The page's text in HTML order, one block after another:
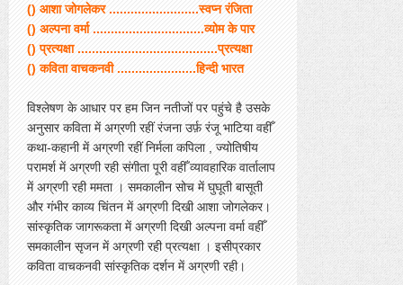
() आशा जोगलेकर .........................स्वप्न रंजिता
() अल्पना वर्मा ...............................व्योम के पार
() प्रत्यक्षा .......................................प्रत्यक्षा
() कविता वाचकनवी ......................हिन्दी भारत
विश्लेषण के आधार पर हम जिन नतीजों पर पहुंचे है उसके
अनुसार कविता में अग्रणी रहीं रंजना उर्फ़ रंजू भाटिया वहीँ
कथा-कहानी में अग्रणी रहीं निर्मला कपिला , ज्योतिषीय
परामर्श में अग्रणी रही संगीता पूरी वहीँ व्यावहारिक वार्तालाप
में अग्रणी रही ममता । समकालीन सोच में घुघूती बासूती
और गंभीर काव्य चिंतन में अग्रणी दिखी आशा जोगलेकर।
सांस्कृतिक जागरूकता में अग्रणी दिखी अल्पना वर्मा वहीँ
समकालीन सृजन में अग्रणी रही प्रत्यक्षा । इसीप्रकार
कविता वाचकनवी सांस्कृतिक दर्शन में अग्रणी रही।